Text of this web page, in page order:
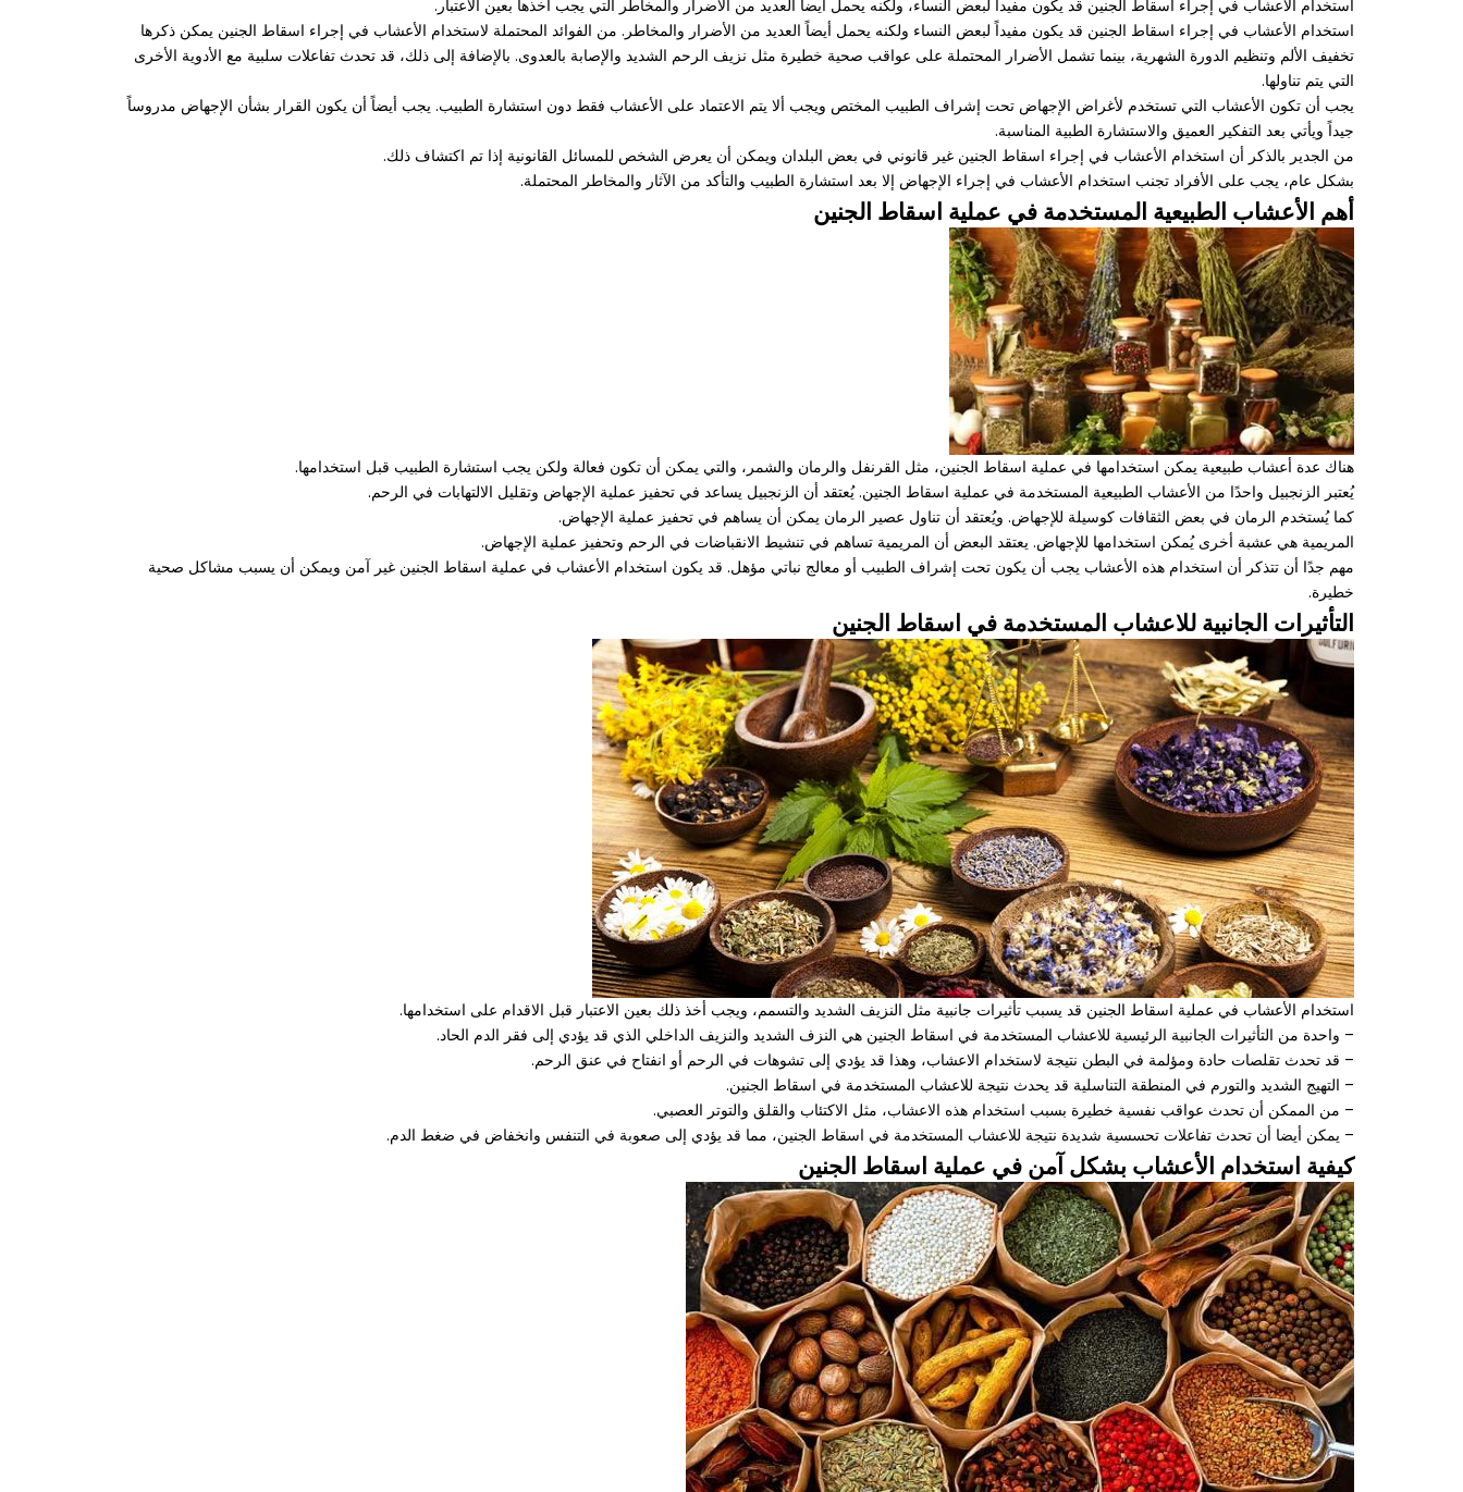
استخدام الأعشاب في إجراء اسقاط الجنين قد يكون مفيداً لبعض النساء، ولكنه يحمل أيضاً العديد من الأضرار والمخاطر التي يجب أخذها بعين الاعتبار.
استخدام الأعشاب في إجراء اسقاط الجنين قد يكون مفيداً لبعض النساء ولكنه يحمل أيضاً العديد من الأضرار والمخاطر. من الفوائد المحتملة لاستخدام الأعشاب في إجراء اسقاط الجنين يمكن ذكرها
تخفيف الألم وتنظيم الدورة الشهرية، بينما تشمل الأضرار المحتملة على عواقب صحية خطيرة مثل نزيف الرحم الشديد والإصابة بالعدوى. بالإضافة إلى ذلك، قد تحدث تفاعلات سلبية مع الأدوية الأخرى
التي يتم تناولها.
يجب أن تكون الأعشاب التي تستخدم لأغراض الإجهاض تحت إشراف الطبيب المختص ويجب ألا يتم الاعتماد على الأعشاب فقط دون استشارة الطبيب. يجب أيضاً أن يكون القرار بشأن الإجهاض مدروساً
جيداً ويأتي بعد التفكير العميق والاستشارة الطبية المناسبة.
من الجدير بالذكر أن استخدام الأعشاب في إجراء اسقاط الجنين غير قانوني في بعض البلدان ويمكن أن يعرض الشخص للمسائل القانونية إذا تم اكتشاف ذلك.
بشكل عام، يجب على الأفراد تجنب استخدام الأعشاب في إجراء الإجهاض إلا بعد استشارة الطبيب والتأكد من الآثار والمخاطر المحتملة.
أهم الأعشاب الطبيعية المستخدمة في عملية اسقاط الجنين
هناك عدة أعشاب طبيعية يمكن استخدامها في عملية اسقاط الجنين، مثل القرنفل والرمان والشمر، والتي يمكن أن تكون فعالة ولكن يجب استشارة الطبيب قبل استخدامها.
يُعتبر الزنجبيل واحدًا من الأعشاب الطبيعية المستخدمة في عملية اسقاط الجنين. يُعتقد أن الزنجبيل يساعد في تحفيز عملية الإجهاض وتقليل الالتهابات في الرحم.
كما يُستخدم الرمان في بعض الثقافات كوسيلة للإجهاض. ويُعتقد أن تناول عصير الرمان يمكن أن يساهم في تحفيز عملية الإجهاض.
المريمية هي عشبة أخرى يُمكن استخدامها للإجهاض. يعتقد البعض أن المريمية تساهم في تنشيط الانقباضات في الرحم وتحفيز عملية الإجهاض.
مهم جدًا أن تتذكر أن استخدام هذه الأعشاب يجب أن يكون تحت إشراف الطبيب أو معالج نباتي مؤهل. قد يكون استخدام الأعشاب في عملية اسقاط الجنين غير آمن ويمكن أن يسبب مشاكل صحية
خطيرة.
التأثيرات الجانبية للاعشاب المستخدمة في اسقاط الجنين
استخدام الأعشاب في عملية اسقاط الجنين قد يسبب تأثيرات جانبية مثل النزيف الشديد والتسمم، ويجب أخذ ذلك بعين الاعتبار قبل الاقدام على استخدامها.
– واحدة من التأثيرات الجانبية الرئيسية للاعشاب المستخدمة في اسقاط الجنين هي النزف الشديد والنزيف الداخلي الذي قد يؤدي إلى فقر الدم الحاد.
– قد تحدث تقلصات حادة ومؤلمة في البطن نتيجة لاستخدام الاعشاب، وهذا قد يؤدي إلى تشوهات في الرحم أو انفتاح في عنق الرحم.
– التهيج الشديد والتورم في المنطقة التناسلية قد يحدث نتيجة للاعشاب المستخدمة في اسقاط الجنين.
– من الممكن أن تحدث عواقب نفسية خطيرة بسبب استخدام هذه الاعشاب، مثل الاكتئاب والقلق والتوتر العصبي.
– يمكن أيضا أن تحدث تفاعلات تحسسية شديدة نتيجة للاعشاب المستخدمة في اسقاط الجنين، مما قد يؤدي إلى صعوبة في التنفس وانخفاض في ضغط الدم.
كيفية استخدام الأعشاب بشكل آمن في عملية اسقاط الجنين